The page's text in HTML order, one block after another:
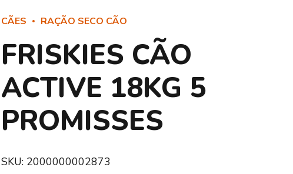
CÃES RAÇÃO SECO CÃO
FRISKIES CÃO
ACTIVE 18KG 5
PROMISSES
SKU: 2000000002873